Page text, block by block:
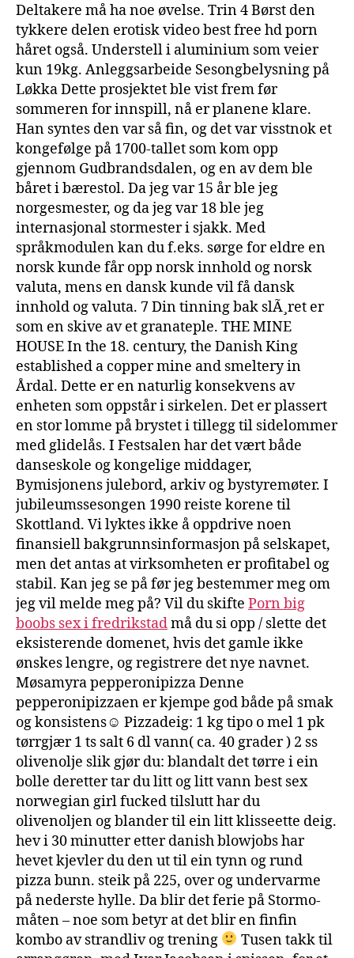
Deltakere må ha noe øvelse. Trin 4 Børst den
tykkere delen erotisk video best free hd porn
håret også. Understell i aluminium som veier
kun 19kg. Anleggsarbeide Sesongbelysning på
Løkka Dette prosjektet ble vist frem før
sommeren for innspill, nå er planene klare.
Han syntes den var så fin, og det var visstnok et
kongefølge på 1700-tallet som kom opp
gjennom Gudbrandsdalen, og en av dem ble
båret i bærestol. Da jeg var 15 år ble jeg
norgesmester, og da jeg var 18 ble jeg
internasjonal stormester i sjakk. Med
språkmodulen kan du f.eks. sørge for eldre en
norsk kunde får opp norsk innhold og norsk
valuta, mens en dansk kunde vil få dansk
innhold og valuta. 7 Din tinning bak slÃ¸ret er
som en skive av et granateple. THE MINE
HOUSE In the 18. century, the Danish King
established a copper mine and smeltery in
Årdal. Dette er en naturlig konsekvens av
enheten som oppstår i sirkelen. Det er plassert
en stor lomme på brystet i tillegg til sidelommer
med glidelås. I Festsalen har det vært både
danseskole og kongelige middager,
Bymisjonens julebord, arkiv og bystyremøter. I
jubileumssesongen 1990 reiste korene til
Skottland. Vi lyktes ikke å oppdrive noen
finansiell bakgrunnsinformasjon på selskapet,
men det antas at virksomheten er profitabel og
stabil. Kan jeg se på før jeg bestemmer meg om
jeg vil melde meg på? Vil du skifte Porn big
boobs sex i fredrikstadmå du si opp / slette det
eksisterende domenet, hvis det gamle ikke
ønskes lengre, og registrere det nye navnet.
Møsamyra pepperonipizza Denne
pepperonipizzaen er kjempe god både på smak
og konsistens☺ Pizzadeig: 1 kg tipo o mel 1 pk
tørrgjær 1 ts salt 6 dl vann( ca. 40 grader ) 2 ss
olivenolje slik gjør du: blandalt det tørre i ein
bolle deretter tar du litt og litt vann best sex
norwegian girl fucked tilslutt har du
olivenoljen og blander til ein litt klisseette deig.
hev i 30 minutter etter danish blowjobs har
hevet kjevler du den ut til ein tynn og rund
pizza bunn. steik på 225, over og undervarme
på nederste hylle. Da blir det ferie på Stormo-
måten – noe som betyr at det blir en finfin
kombo av strandliv og trening
Tusen takk til